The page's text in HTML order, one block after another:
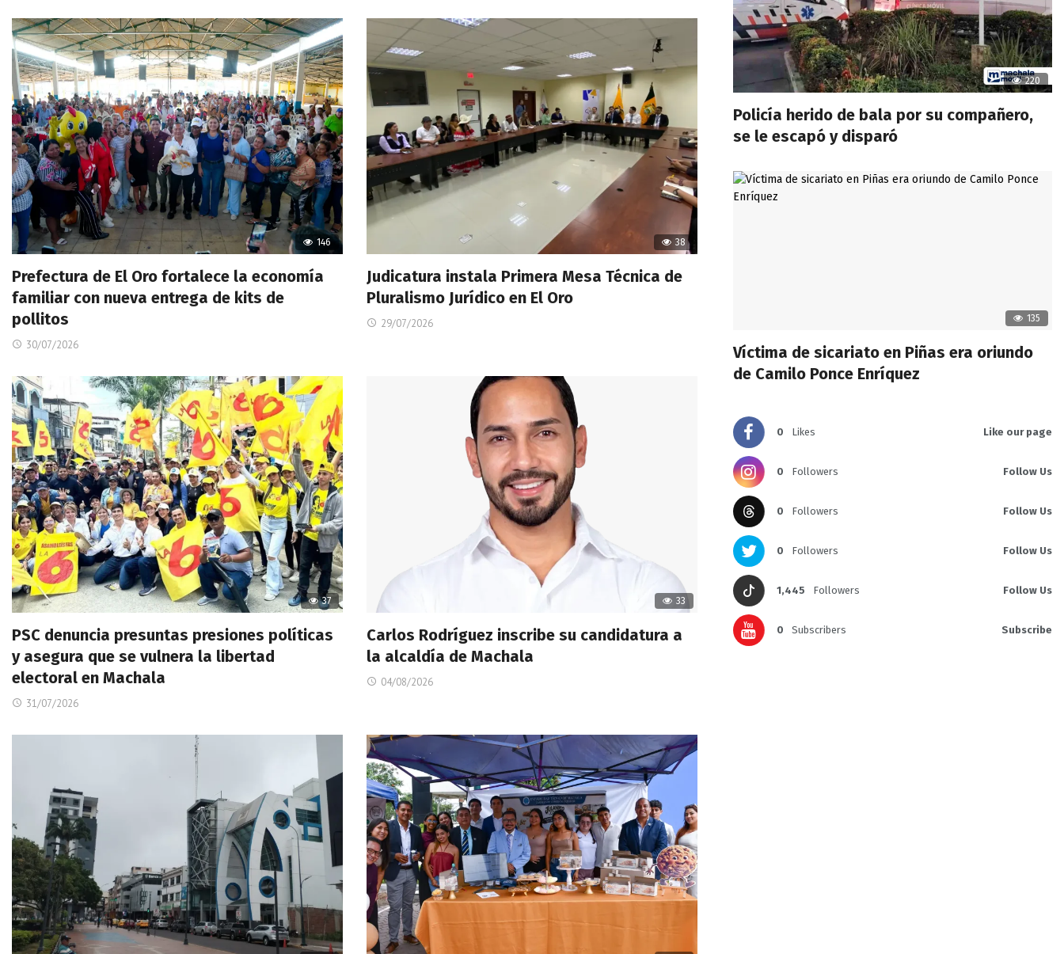
146
Prefectura de El Oro fortalece la economía
familiar con nueva entrega de kits de
pollitos
30/07/2026
38
Judicatura instala Primera Mesa Técnica de
Pluralismo Jurídico en El Oro
29/07/2026
37
PSC denuncia presuntas presiones políticas
y asegura que se vulnera la libertad
electoral en Machala
31/07/2026
33
Carlos Rodríguez inscribe su candidatura a
la alcaldía de Machala
04/08/2026
220
Policía herido de bala por su compañero,
se le escapó y disparó
135
Víctima de sicariato en Piñas era oriundo
de Camilo Ponce Enríquez
0 Likes Like our page
0 Followers Follow Us
0 Followers Follow Us
0 Followers Follow Us
1,445 Followers Follow Us
0 Subscribers Subscribe